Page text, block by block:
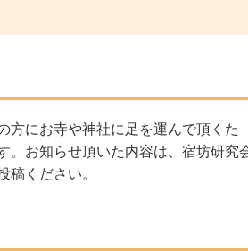
方にお寺や神社に足を運んで頂くた
。お知らせ頂いた内容は、宿坊研究
稿ください。